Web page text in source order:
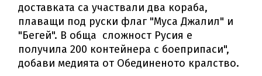
доставката са участвали два кораба,
плаващи под руски флаг "Муса Джалил" и
"Бегей". В обща сложност Русия е
получила 200 контейнера с боеприпаси",
добави медията от Обединеното кралство.